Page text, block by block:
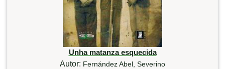
Unha matanza esquecida
Autor: Fernández Abel, Severino